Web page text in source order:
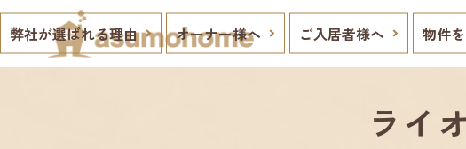
弊社が選ばれる理由 オーナー様へ ご入居者様へ 物件
ライ